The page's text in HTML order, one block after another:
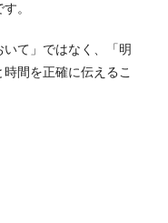
す。
いて」ではなく、「明
間を正確に伝えるこ